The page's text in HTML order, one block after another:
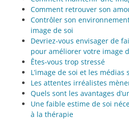
Comment retrouver son
Contrôler son
image de soi
Devriez-vous envisager de
pour améliorer votre image
Êtes-vous trop stressé
L’image de soi et les médias
Les attentes irréalistes
Quels sont les avantages
Une faible estime de soi
à la thérapie